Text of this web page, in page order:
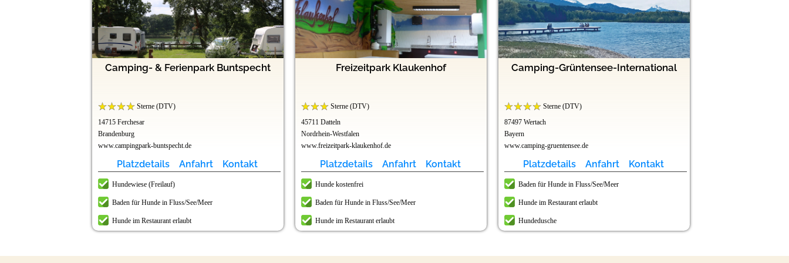
Camping- & Ferienpark Buntspecht
Sterne (DTV)
14715 Ferchesar
Brandenburg
www.campingpark-buntspecht.de
Platzdetails Anfahrt Kontakt
Hundewiese (Freilauf)
Baden für Hunde in Fluss/See/Meer
Hunde im Restaurant erlaubt
Freizeitpark Klaukenhof
Sterne (DTV)
45711 Datteln
Nordrhein-Westfalen
www.freizeitpark-klaukenhof.de
Platzdetails Anfahrt Kontakt
Hunde kostenfrei
Baden für Hunde in Fluss/See/Meer
Hunde im Restaurant erlaubt
Camping-Grüntensee-International
Sterne (DTV)
87497 Wertach
Bayern
www.camping-gruentensee.de
Platzdetails Anfahrt Kontakt
Baden für Hunde in Fluss/See/Meer
Hunde im Restaurant erlaubt
Hundedusche